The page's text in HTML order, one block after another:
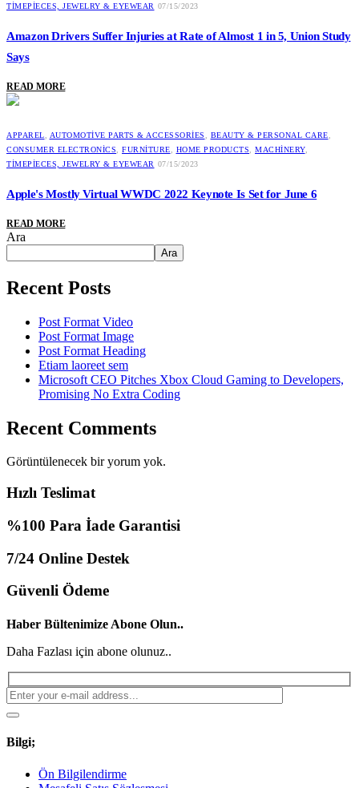
TIMEPIECES, JEWELRY & EYEWEAR 07/15/2023
Amazon Drivers Suffer Injuries at Rate of Almost 1 in 5, Union Study
Says
READ MORE
APPAREL AUTOMOTIVE PARTS & ACCESSORIES BEAUTY & PERSONAL CARE
CONSUMER ELECTRONICS
FURNITURE HOME PRODUCTS MACHINERY,
TIMEPIECES, JEWELRY & EYEWEAR 07/15/2023
Apple's Mostly Virtual WWDC 2022 Keynote Is Set for June 6
READ MORE
Ara
Ara
Recent Posts
Post Format Video
Post Format Image
Post Format Heading
Etiam laoreet sem
Microsoft CEO Pitches Xbox Cloud Gaming to Developers,
Promising No Extra Coding
Recent Comments
Görüntülenecek bir yorum yok.
Hızlı Teslimat
%100 Para İade Garantisi
7/24 Online Destek
Güvenli Ödeme
Haber Bültenimize Abone Olun..
Daha Fazlası için abone olunuz..
Bilgi;
Ön Bilgilendirme